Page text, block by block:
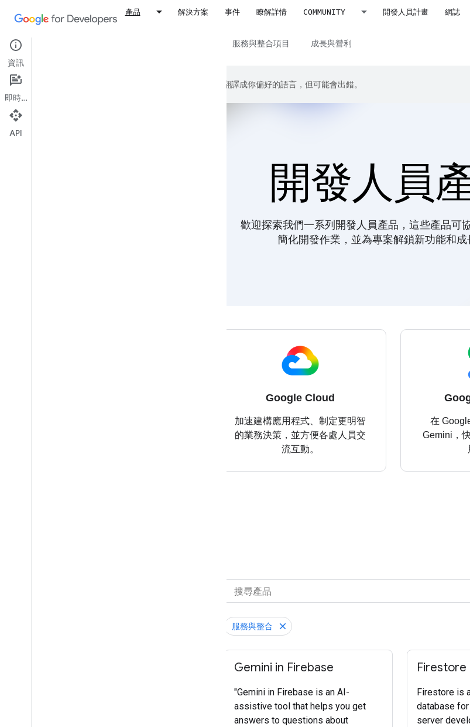
產品 解決方案 事件 瞭解詳情 COMMUNITY 開發人員計畫 網誌
所有產品 服務與整合項目 成長與營利
Google 會運用 AI 技術將內容翻譯成你偏好的語言，但可能會出錯。
開發人員
歡迎探索我們一系列開發人員產品，這些產品可
簡化開發作業，並為專案解鎖新功能和成
Google Cloud
加速建構應用程式、制定更明智
的業務決策，並方便各處人員交
流互動。
在
Gemini，
服務與整合
Gemini in Firebase
"Gemini in Firebase is an AI-
assistive tool that helps you get
answers to questions about
Firestore
Firestore is
database
server
資訊
即時通訊
API